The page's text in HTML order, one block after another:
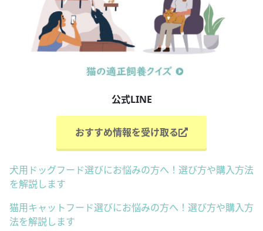
公式LINE
おすすめ情報を受け取る
犬用ドッグフード選びにお悩みの方へ！選び方や購入方法
を解説します
猫用キャットフード選びにお悩みの方へ！選び方や購入方
法を解説します